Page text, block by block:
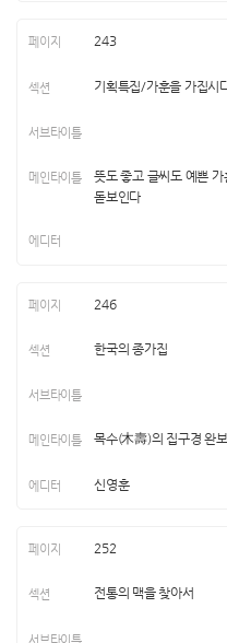
243
기획특집/가훈을 가집시
뜻도 좋고 글씨도 예쁜
돋보인다
246
한국의 종가집
목수(木壽)의 집구경 완
신영훈
252
전통의 맥을 찾아서